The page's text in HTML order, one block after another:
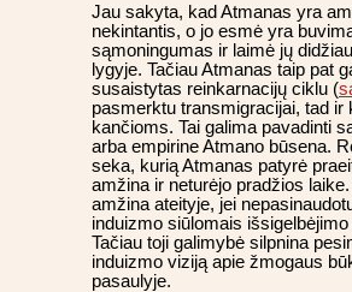
Jau sakyta, kad Atmanas yra
nekintantis, o jo esmė yra
sąmoningumas ir laimė jų
lygyje. Tačiau Atmanas taip pat
susaistytas reinkarnacijų ciklu (
pasmerktu transmigracijai, tad ir
kančioms. Tai galima pavadinti
arba empirine Atmano būsena.
seka, kurią Atmanas patyrė
amžina ir neturėjo pradžios
amžina ateityje, jei
induizmo siūlomais
Tačiau toji galimybė silpnina
induizmo viziją apie žmogaus
pasaulyje.